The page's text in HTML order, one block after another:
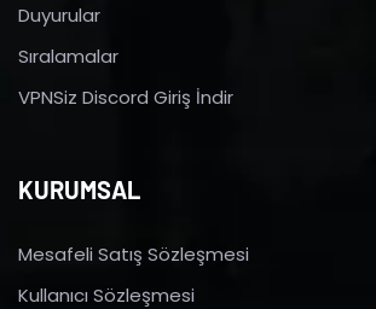
Duyurular
Sıralamalar
VPNSiz Discord Giriş İndir
KURUMSAL
Mesafeli Satış Sözleşmesi
Kullanıcı Sözleşmesi